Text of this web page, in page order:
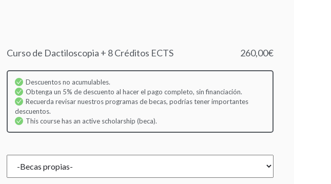
Curso de Dactiloscopia + 8 Créditos ECTS 260,00€
Descuentos no acumulables.
Obtenga un 5% de descuento al hacer el pago completo, sin financiación.
Recuerda revisar nuestros programas de becas, podrías tener importantes
descuentos.
This course has an active scholarship (beca).